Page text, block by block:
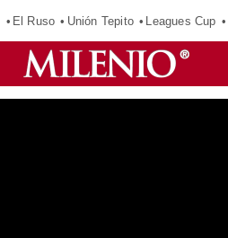
El Ruso Unión Tepito Leagues Cup